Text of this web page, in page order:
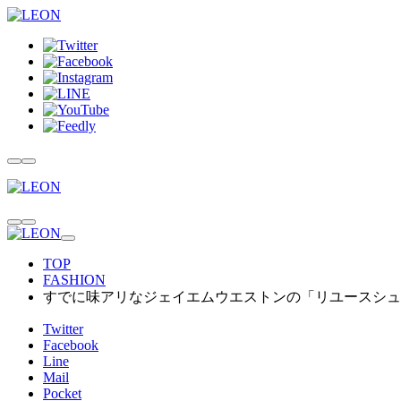
TOP
FASHION
すでに味アリなジェイエムウエストンの「リユースシ
Twitter
Facebook
Line
Mail
Pocket